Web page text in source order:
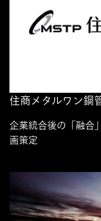
住商メタルワン鋼
企業統合後の「融合
画策定